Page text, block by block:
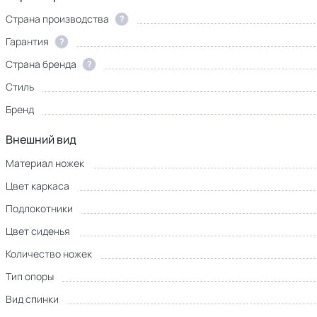
Страна производства ?
Гарантия
?
Страна бренда
?
Стиль
Бренд
Внешний вид
Материал ножек
Цвет каркаса
Подлокотники
Цвет сиденья
Количество ножек
Тип опоры
Вид спинки